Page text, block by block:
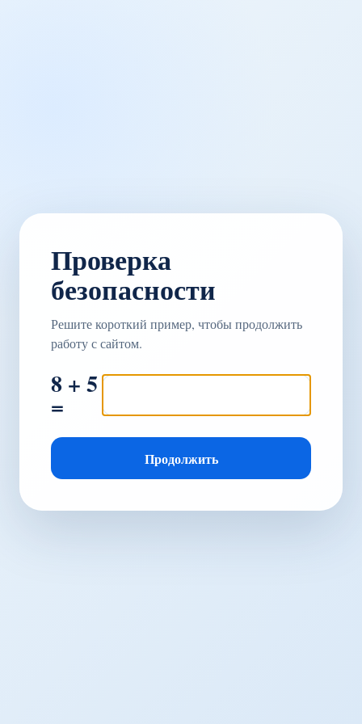
Проверка
безопасности
Решите короткий пример, чтобы продолжить
работу с сайтом.
8 + 5
=
Продолжить